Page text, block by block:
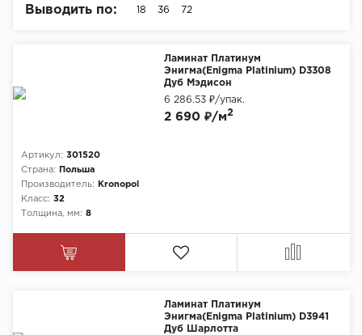
MSPC ламинат
Химия
Выводить по: 18 36 72
Ламинат Платинум
Энигма(Enigma Platinium) D3308
Дуб Мэдисон
Артикул: 301520
Страна:
Польша
Производитель:
Kronopol
Класс: 32
Толщина, мм: 8
2 690 ₽/м2
6 286.53 ₽/упак.
Ламинат Платинум
Энигма(Enigma Platinium) D3941
Дуб Шарлотта